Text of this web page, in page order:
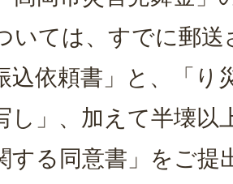
いては、すでに郵
込依頼書」と、「り
し」、加えて半壊
する同意書」をご提